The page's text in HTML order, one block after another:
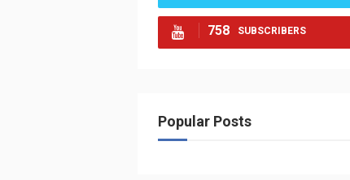
758 SUBSCRIBERS
Popular Posts